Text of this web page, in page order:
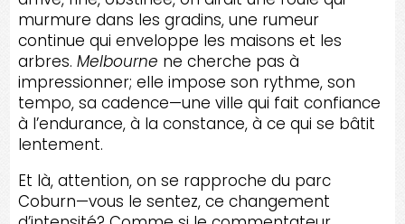
murmure dans les gradins, une rumeur
continue qui enveloppe les maisons et les
arbres. Melbourne ne cherche pas à
impressionner; elle impose son rythme, son
tempo, sa cadence—une ville qui fait confiance
à l’endurance, à la constance, à ce qui se bâtit
lentement.
Et là, attention, on se rapproche du parc
Coburn—vous le sentez, ce changement